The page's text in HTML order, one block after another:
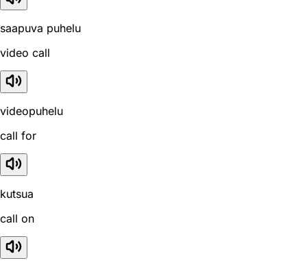
saapuva puhelu
video call
videopuhelu
call for
kutsua
call on